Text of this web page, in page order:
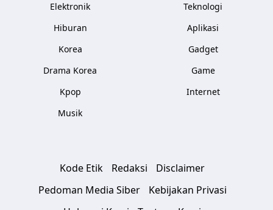
Elektronik
Hiburan
Korea
Drama Korea
Kpop
Musik
Teknologi
Aplikasi
Gadget
Game
Internet
Kode Etik Redaksi
Disclaimer
Pedoman Media Siber
Kebijakan Privasi